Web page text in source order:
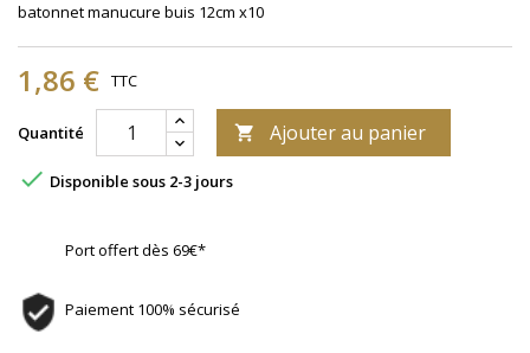
batonnet manucure buis 12cm x10
1,86 € TTC
Quantité  Ajouter au panier
 Disponible sous 2-3 jours
Port offert dès 69€*
Paiement 100% sécurisé